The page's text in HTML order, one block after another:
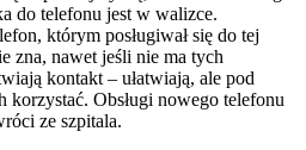
do telefonu jest w walizce.
którym posługiwał się do tej
zna, nawet jeśli nie ma tych
kontakt – ułatwiają, ale pod
Obsługi nowego telefonu
ze szpitala.